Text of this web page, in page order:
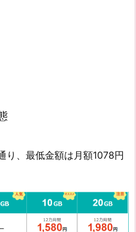
り、最低金額は月額1078円